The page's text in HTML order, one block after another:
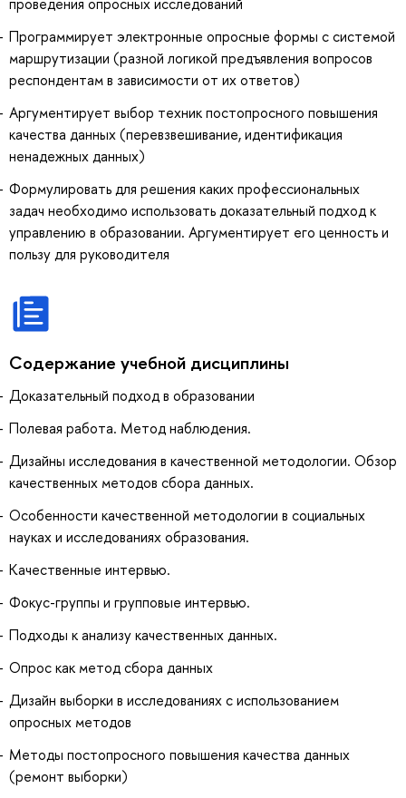
Программирует электронные опросные формы с системой
маршрутизации (разной логикой предъявления вопросов
респондентам в зависимости от их ответов)
Аргументирует выбор техник постопросного повышения
качества данных (перевзвешивание, идентификация
ненадежных данных)
Формулировать для решения каких профессиональных
задач необходимо использовать доказательный подход к
управлению в образовании. Аргументирует его ценность и
пользу для руководителя
Содержание учебной дисциплины
Доказательный подход в образовании
Полевая работа. Метод наблюдения.
Дизайны исследования в качественной методологии. Обзор
качественных методов сбора данных.
Особенности качественной методологии в социальных
науках и исследованиях образования.
Качественные интервью.
Фокус-группы и групповые интервью.
Подходы к анализу качественных данных.
Опрос как метод сбора данных
Дизайн выборки в исследованиях с использованием
опросных методов
Методы постопросного повышения качества данных
(ремонт выборки)